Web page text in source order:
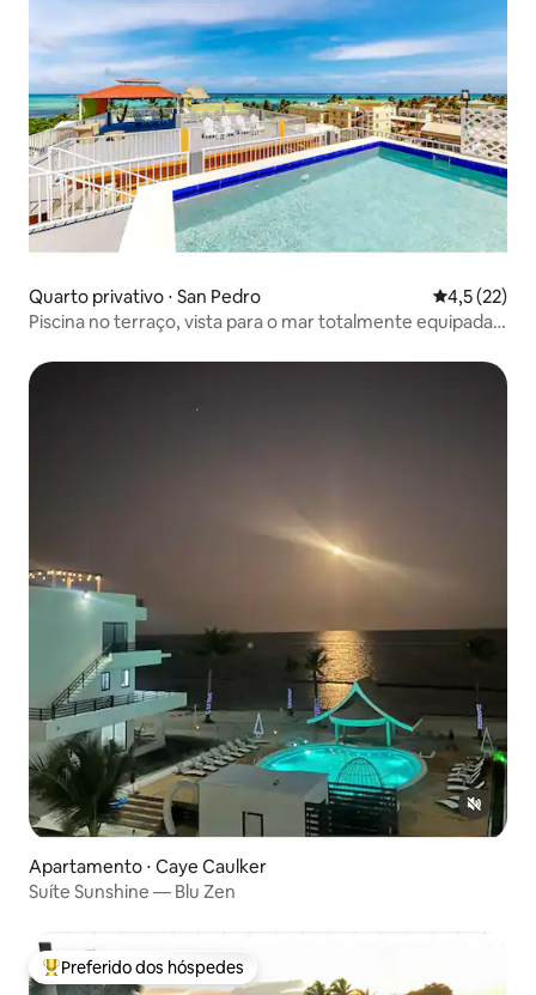
Quarto privativo ⋅ San Pedro 4,5 de uma
4,5 (22)
Piscina no terraço, vista para o mar totalmente equipada
Apartamento ⋅ Caye Caulker
Suíte Sunshine — Blu Zen
Entre os melhores preferidos dos hóspedes
Preferido dos hóspedes